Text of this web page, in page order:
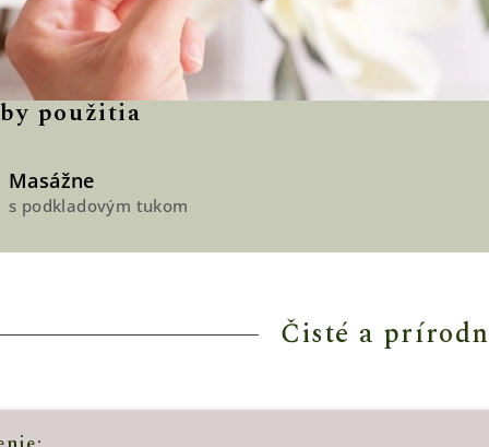
použitia
Masážne
s podkladovým tukom
Čisté a